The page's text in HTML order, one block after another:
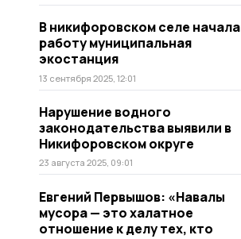
В никифоровском селе начала
работу муниципальная
экостанция
13 сентября 2025, 12:01
Нарушение водного
законодательства выявили в
Никифоровском округе
23 августа 2025, 09:01
Евгений Первышов: «Навалы
мусора — это халатное
отношение к делу тех, кто